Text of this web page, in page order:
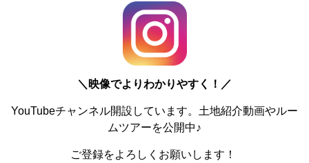
＼ 映像でよりわかりやすく！／
YouTubeチャンネル開設しています。土地紹介動画やルー
ムツアーを公開中♪
ご登録をよろしくお願いします！